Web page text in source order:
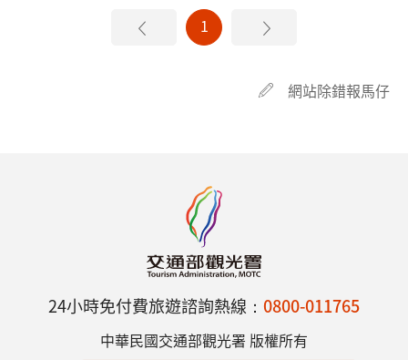
1
網站除錯報馬仔
24小時免付費旅遊諮詢熱線： 0800-011765
中華民國交通部觀光署 版權所有